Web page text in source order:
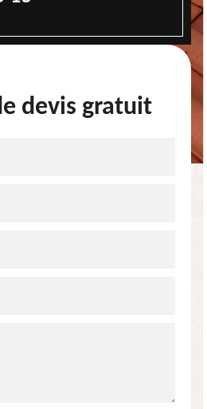
devis gratuit